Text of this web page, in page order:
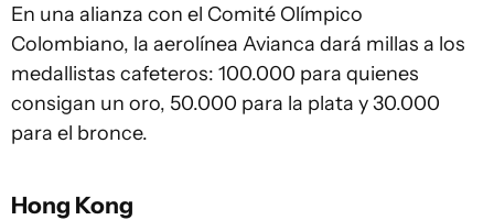
En una alianza con el Comité Olímpico
Colombiano, la aerolínea Avianca dará millas a los
medallistas cafeteros: 100.000 para quienes
consigan un oro, 50.000 para la plata y 30.000
para el bronce.
Hong Kong